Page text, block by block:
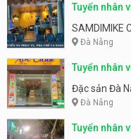
Tuyển nhân
SAMDIMIKE
Đà Nẵng
Tuyển nhân
Nẵng
Đặc sản Đà
Đà Nẵng
Tuyển nhân